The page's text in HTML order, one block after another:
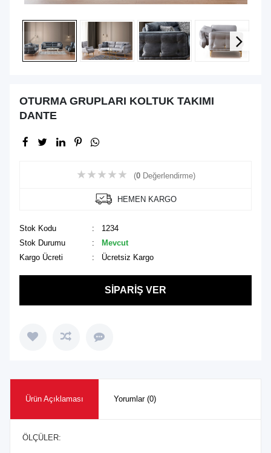
OTURMA GRUPLARI KOLTUK TAKIMI
DANTE
★★★★★ (0Değerlendirme)
HEMEN KARGO
Stok Kodu
: 1234
Stok Durumu
:
Mevcut
Kargo Ücreti
: Ücretsiz Kargo
SİPARİŞ VER
Ürün Açıklaması Yorumlar (0)
ÖLÇÜLER: